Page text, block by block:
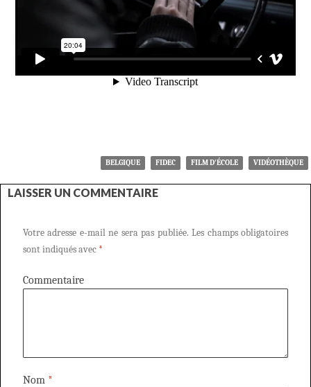
BELGIQUE FIDEC FILM D'ÉCOLE VIDÉOTHÈQUE
LAISSER UN COMMENTAIRE
Votre adresse e-mail ne sera pas publiée. Les champs obligatoires
sont indiqués avec *
Commentaire
Nom *